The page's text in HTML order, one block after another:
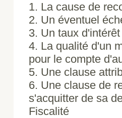
1. La cause de
2. Un éventuel
3. Un taux d'intérêt
4. La qualité d'un
pour le compte
5. Une clause
6. Une clause de
s'acquitter de sa
Fiscalité